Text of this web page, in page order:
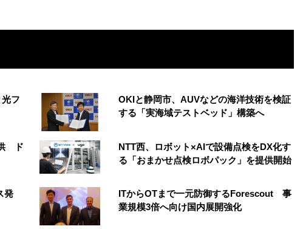
フ
OKIと静岡市、AUVなどの海洋技術を検証
する「実海域テストベッド」構築へ
ド
NTT西、ロボット×AIで設備点検をDX化す
る「おまかせ点検ロボパック」を提供開始
発
ITからOTまで一元防御するForescout 事
業規模3倍へ向け国内展開強化